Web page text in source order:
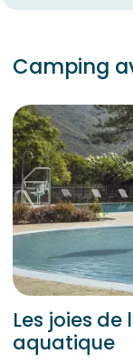
Camping
Les joies de
aquatique